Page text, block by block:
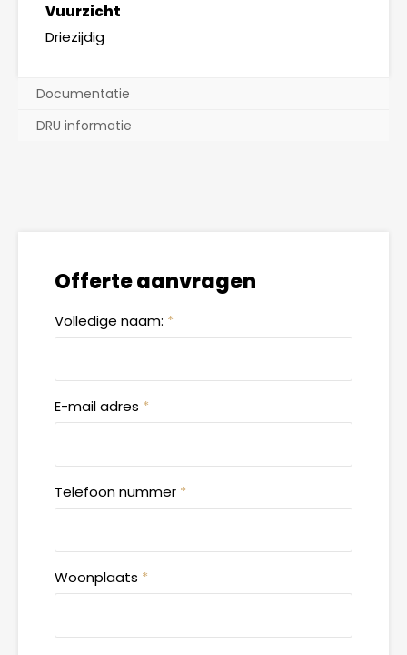
Vuurzicht
Driezijdig
Documentatie
DRU informatie
Offerte aanvragen
Volledige naam: *
E-mail adres *
Telefoon nummer *
Woonplaats *